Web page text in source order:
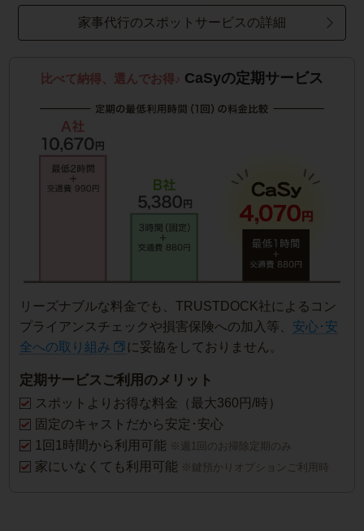
家事代行のスポットサービスの詳細
比べて納得、選んでお得♪ CaSyの定期サービス
リーズナブルな料金でも、TRUSTDOCK社によるコン
プライアンスチェックや損害保険への加入等、 安心･安
全への取り組み
に妥協をしておりません。
定期サービスご利用のメリット
スポットよりお得な料金（最大360円/時）
固定のキャストだから安定･安心
1回1時間から利用可能 ※週1回のお掃除定期のみ
家にいなくても利用可能 ※鍵預かりオプションご利用時